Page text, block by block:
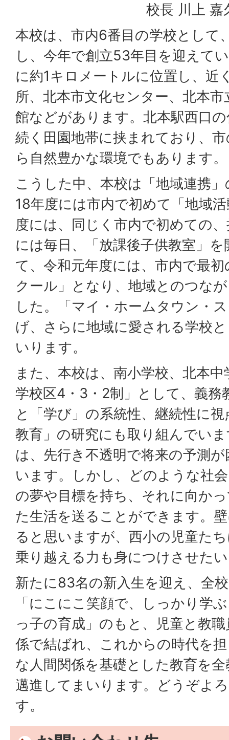
校長 川上 嘉
本校は、市内6番目の学校として
し、今年で創立53年目を迎えて
に約1キロメートルに位置し、近
所、北本市文化センター、北本
館などがあります。北本駅西口
続く田園地帯に挟まれており、
ら自然豊かな環境でもあります。
こうした中、本校は「地域連携
18年度には市内で初めて「地域
度には、同じく市内で初めての
には毎日、「放課後子供教室」
て、令和元年度には、市内で最
クール」となり、地域とのつな
した。「マイ・ホームタウン・
げ、さらに地域に愛される学校
いります。
また、本校は、南小学校、北本
学校区4・3・2制」として、義務
と「学び」の系統性、継続性に
教育」の研究にも取り組んでい
は、先行き不透明で将来の予測
います。しかし、どのような社
の夢や目標を持ち、それに向か
た生活を送ることができます。
ると思いますが、西小の児童た
乗り越える力も身につけさせた
新たに83名の新入生を迎え、全
「にこにこ笑顔で、しっかり学
っ子の育成」のもと、児童と教
係で結ばれ、これからの時代を
な人間関係を基礎とした教育を
邁進してまいります。どうぞよ
す。